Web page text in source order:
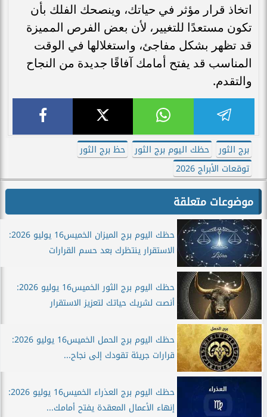
اتخاذ قرار مؤثر في حياتك، وينصحك الفلك بأن
تكون مستعدًا للتغيير، لأن بعض الفرص المميزة
قد تظهر بشكل مفاجئ، واستغلالها في الوقت
المناسب قد يفتح أمامك آفاقًا جديدة من النجاح
والتقدم.
برج الثور حظك اليوم برج الثور
حظ برج الثور
توقعات الأبراج 2026
موضوعات متعلقة
حظك اليوم برج الميزان الخميس16 يوليو 2026:
الاستقرار ينتظرك بعد حسم القرارات
حظك اليوم برج الثور الخميس16 يوليو 2026:
أنصت لشريك حياتك لتعزيز الاستقرار
حظك اليوم برج الحمل الخميس16 يوليو 2026:
قرارات جريئة تقودك إلى نجاح...
حظك اليوم برج العذراء الخميس16 يوليو 2026:
إنهاء الأعمال المعقدة يفتح أمامك...